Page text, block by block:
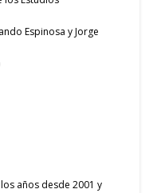
Espinosa y Jorge
años desde 2001 y